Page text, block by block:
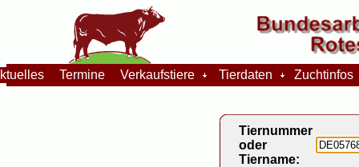
Termine Verkaufstiere Tierdaten Zuchtinfos
Tiernummer
oder
Tiername: